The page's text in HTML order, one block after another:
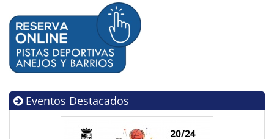
Eventos Destacados